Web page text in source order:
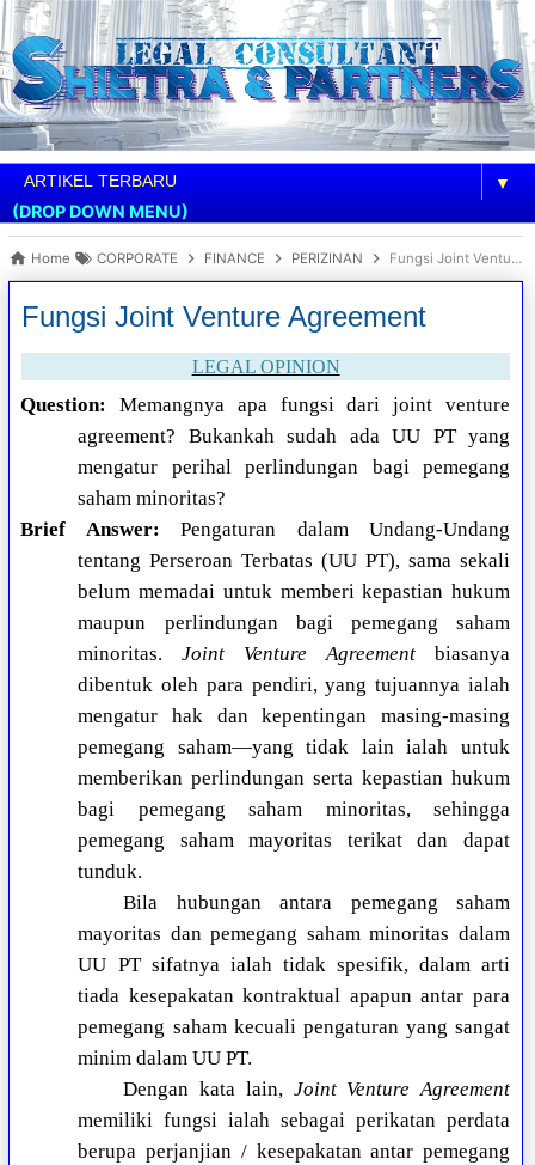
▼
(DROP DOWN MENU)
Home CORPORATE FINANCE PERIZINAN Fungsi Joint Venture Agreement
Fungsi Joint Venture Agreement
LEGAL OPINION
Question:
Memangnya apa fungsi dari joint venture
agreement? Bukankah sudah ada UU PT yang
mengatur perihal perlindungan bagi pemegang
saham minoritas?
Brief Answer: Pengaturan dalam Undang-Undang
tentang Perseroan Terbatas (UU PT), sama sekali
belum memadai untuk memberi kepastian hukum
maupun perlindungan bagi pemegang saham
minoritas.Joint Venture Agreement biasanya
dibentuk oleh para pendiri, yang tujuannya ialah
mengatur hak dan kepentingan masing-masing
pemegang saham—yang tidak lain ialah untuk
memberikan perlindungan serta kepastian hukum
bagi pemegang saham minoritas, sehingga
pemegang saham mayoritas terikat dan dapat
tunduk.
Bila hubungan antara pemegang saham
mayoritas dan pemegang saham minoritas dalam
UU PT sifatnya ialah tidak spesifik, dalam arti
tiada kesepakatan kontraktual apapun antar para
pemegang saham kecuali pengaturan yang sangat
minim dalam UU PT.
Dengan kata lain, Joint Venture Agreement
memiliki fungsi ialah sebagai perikatan perdata
berupa perjanjian / kesepakatan antar pemegang